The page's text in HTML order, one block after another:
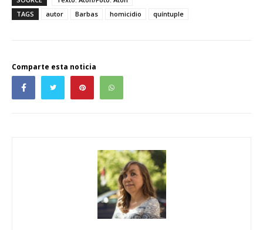
TAGS
autor Barbas homicidio quíntuple
Comparte esta noticia